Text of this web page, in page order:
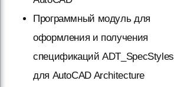
Программный модуль для
оформления и получения
спецификаций ADT_SpecStyles
для AutoCAD Architecture